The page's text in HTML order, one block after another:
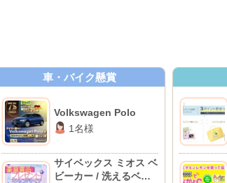
車・バイク懸賞
Volkswagen Polo
1名様
サイベックス ミオス ベ
ビーカー / 洗えるベビ